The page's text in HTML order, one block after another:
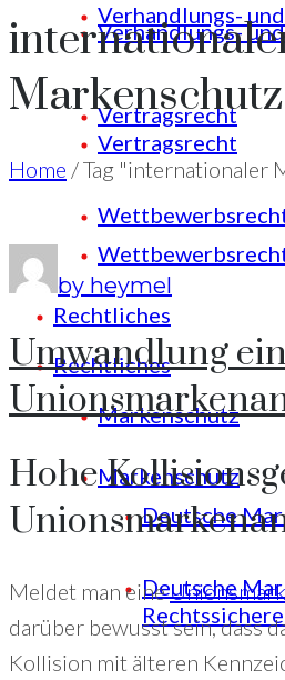
Verhandlungs-
Vertragsrecht
Rechtliches
Markenschutz
Deutsche
Verhandlungs-
Vertragsrecht
Rechtliches
Markenschutz
Deutsche
Home /Tag "internationaler
by heymel
Umwandlung
Hohe
Meldet man eine
darüber bewusst sein, dass
Kollision mit älteren